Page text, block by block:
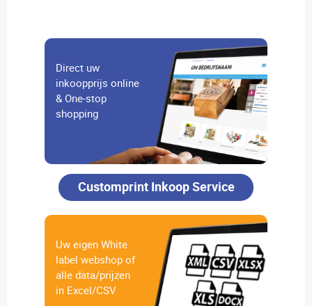
Direct uw
inkoopprijs online
& One-stop
shopping
Customprint Inkoop Service
Uw eigen White
label webshop of
alle data/prijzen
in Excel/CSV